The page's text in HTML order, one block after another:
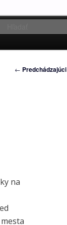
Navigácia
← Predchádzajúci
na